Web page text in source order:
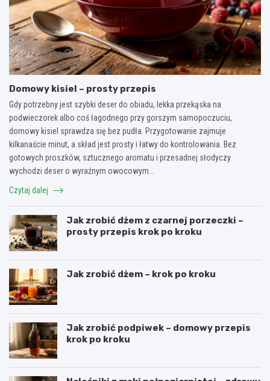
Domowy kisiel – prosty przepis
Gdy potrzebny jest szybki deser do obiadu, lekka przekąska na
podwieczorek albo coś łagodnego przy gorszym samopoczuciu,
domowy kisiel sprawdza się bez pudła. Przygotowanie zajmuje
kilkanaście minut, a skład jest prosty i łatwy do kontrolowania. Bez
gotowych proszków, sztucznego aromatu i przesadnej słodyczy
wychodzi deser o wyraźnym owocowym…
Czytaj dalej
Jak zrobić dżem z czarnej porzeczki –
prosty przepis krok po kroku
Jak zrobić dżem – krok po kroku
Jak zrobić podpiwek – domowy przepis
krok po kroku